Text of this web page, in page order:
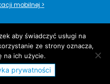
mobilnej >
Urząd Gminy Stare Babice
aby świadczyć usługi na
ze strony oznacza,
na ich użycie.
prywatności